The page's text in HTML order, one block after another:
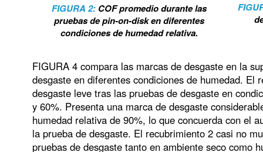
FIGURA 2: COF promedio durante las
pruebas de pin-on-disk en diferentes
condiciones de humedad relativa.
FIGURA 4 compara las marcas de desgaste en la
desgaste en diferentes condiciones de humedad. El
desgaste leve tras las pruebas de desgaste en
y 60%. Presenta una marca de desgaste
humedad relativa de 90%, lo que concuerda con el
la prueba de desgaste. El recubrimiento 2 casi no
pruebas de desgaste tanto en ambiente seco como